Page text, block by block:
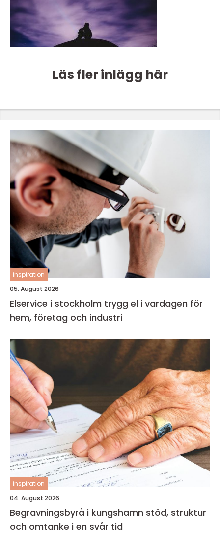
Läs fler inlägg här
inspiration
05. August 2026
Elservice i stockholm trygg el i vardagen för
hem, företag och industri
inspiration
04. August 2026
Begravningsbyrå i kungshamn stöd, struktur
och omtanke i en svår tid